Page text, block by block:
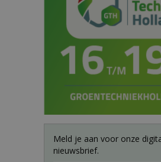
Meld je aan voor onze
nieuwsbrief.